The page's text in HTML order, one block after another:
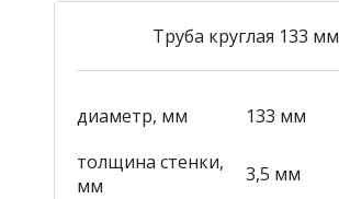
Труба круглая 133 мм
диаметр, мм
133 мм
толщина стенки,
мм
3,5 мм